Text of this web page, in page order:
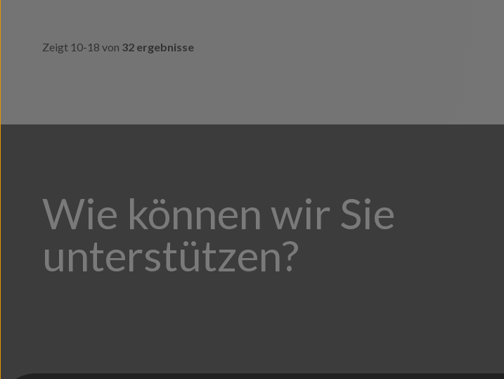
Zeigt 10-18 von 32 ergebnisse
Wie können wir Sie
unterstützen?